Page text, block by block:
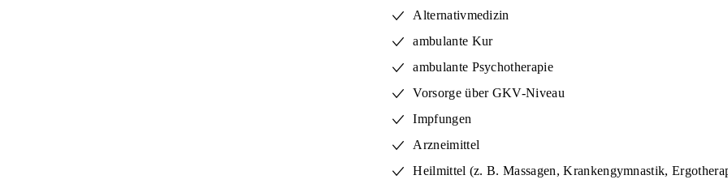
Alternativmedizin
ambulante Kur
ambulante Psychotherapie
Vorsorge über GKV-Niveau
Impfungen
Arzneimittel
Heilmittel (z. B. Massagen, Krankengymnastik,